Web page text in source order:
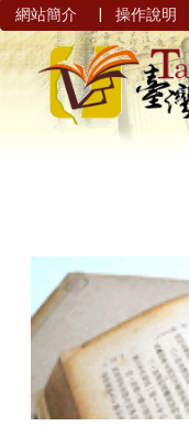
網站簡介 | 操作說明